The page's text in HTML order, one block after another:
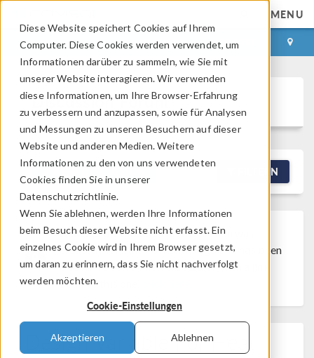
Diese Website speichert Cookies auf Ihrem
Computer. Diese Cookies werden verwendet, um
Informationen darüber zu sammeln, wie Sie mit
unserer Website interagieren. Wir verwenden
diese Informationen, um Ihre Browser-Erfahrung
zu verbessern und anzupassen, sowie für Analysen
und Messungen zu unseren Besuchern auf dieser
Website und anderen Medien. Weitere
Informationen zu den von uns verwendeten
Cookies finden Sie in unserer
Datenschutzrichtlinie.
Wenn Sie ablehnen, werden Ihre Informationen
beim Besuch dieser Website nicht erfasst. Ein
einzelnes Cookie wird in Ihrem Browser gesetzt,
um daran zu erinnern, dass Sie nicht nachverfolgt
werden möchten.
Cookie-Einstellungen
Akzeptieren Ablehnen
MENU
ANMELDEN KONTAKT
Discussion Forum
FILTERN
Discussion ClosedThis discussion was
created more than 6 months ago and has been
closed. To start a new discussion with a link
back to this one,
Design Variable For Heat